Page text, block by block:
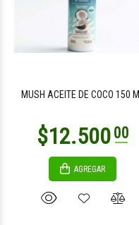
MUSH ACEITE DE COCO 150 ML
AGREGAR